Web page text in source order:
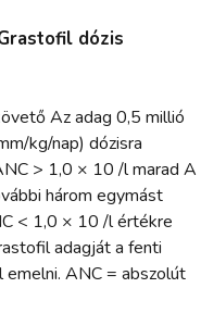
dózis
Az adag 0,5 millió
kg/nap) dózisra
> 1,0 × 10 /l marad A
három egymást
< 1,0 × 10 /l értékre
adagját a fenti
ANC = abszolút